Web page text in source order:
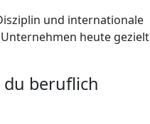
und internationale
heute gezielt
du beruflich